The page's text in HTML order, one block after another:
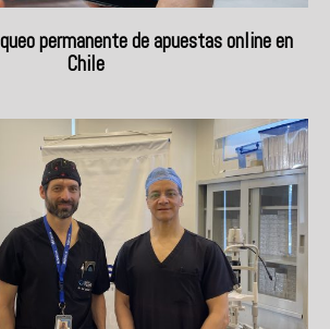
permanente de apuestas online en
Chile